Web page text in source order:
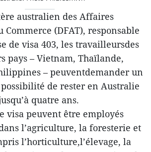
australien des Affaires
Commerce (DFAT), responsable
de visa 403, les travailleursdes
pays – Vietnam, Thaïlande,
– peuventdemander un
de rester en Australie
quatre ans.
visa peuvent être employés
l’agriculture, la foresterie et
l’horticulture,l’élevage, la